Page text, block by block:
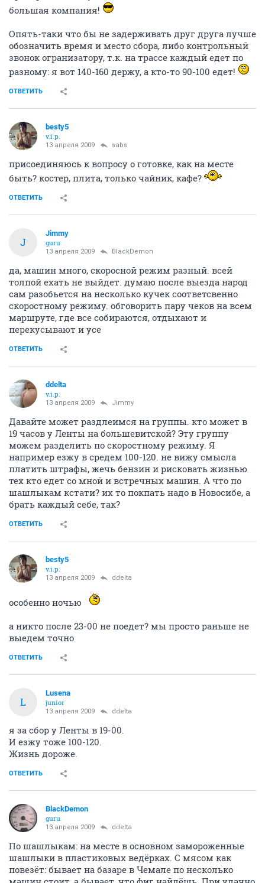
большая компания!
Опять-таки что бы не задерживать друг друга лучше
обозначить время и место сбора, либо контрольный
звонок огранизатору, т.к. на трассе каждый едет по
разному: я вот 140-160 держу, а кто-то 90-100 едет!
ОТВЕТИТЬ
besty5
v.i.p.
13 апреля 2009 sabs
присоединяюсь к вопросу о готовке, как на месте
быть? костер, плита, только чайник, кафе?
ОТВЕТИТЬ
J
Jimmy
guru
13 апреля 2009 BlackDemon
да, машин много, скоросной режим разный. всей
толпой ехать не выйдет. думаю после выезда народ
сам разобьется на несколько кучек соответсвенно
скоростному режиму. обговорить пару чеков на всем
маршруте, где все собираются, отдыхают и
перекусывают и усе
ОТВЕТИТЬ
ddelta
v.i.p.
13 апреля 2009 Jimmy
Давайте может раздлеимся на группы. кто может в
19 часов у Ленты на большевитской? Эту группу
можем разделить по скоростному режиму. Я
например езжу в средем 100-120. не вижу смысла
платить штрафы, жечь бензин и рисковать жизнью
тех кто едет со мной и встречных машин. А что по
шашлыкам кстати? их то покпать надо в Новосибе, а
брать каждый себе, так?
ОТВЕТИТЬ
besty5
v.i.p.
13 апреля 2009 ddelta
особенно ночью
а никто после 23-00 не поедет? мы просто раньше не
выедем точно
ОТВЕТИТЬ
L
Lusena
junior
13 апреля 2009 ddelta
я за сбор у Ленты в 19-00.
И езжу тоже 100-120.
Жизнь дороже.
ОТВЕТИТЬ
BlackDemon
guru
13 апреля 2009 ddelta
По шашлыкам: на месте в основном замороженные
шашлыки в пластиковых ведёрках. С мясом как
повезёт: бывает на базаре в Чемале по несколько